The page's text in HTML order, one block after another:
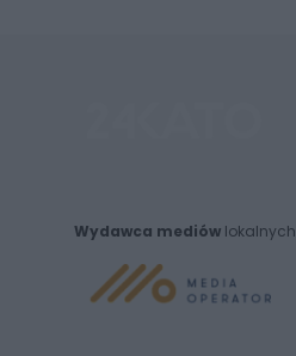
Wydawca mediów lokalnych